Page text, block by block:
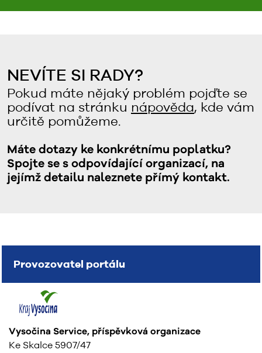
NEVÍTE SI RADY?
Pokud máte nějaký problém pojďte se
podívat na stránku nápověda, kde vám
určitě pomůžeme.
Máte dotazy ke konkrétnímu poplatku?
Spojte se s odpovídající organizací, na
jejímž detailu naleznete přímý kontakt.
Provozovatel portálu
Vysočina Service, příspěvková organizace
Ke Skalce 5907/47